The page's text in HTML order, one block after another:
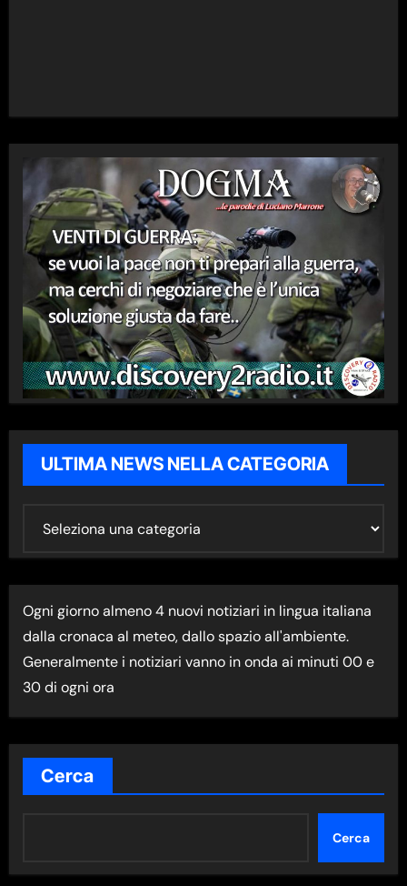
ULTIMA NEWS NELLA CATEGORIA
M
A
N
E
W
S
E
A
Ogni giorno almeno 4 nuovi notiziari in lingua italiana
dalla cronaca al meteo, dallo spazio all'ambiente.
Generalmente i notiziari vanno in onda ai minuti 00 e
30 di ogni ora
Cerca
Cerca